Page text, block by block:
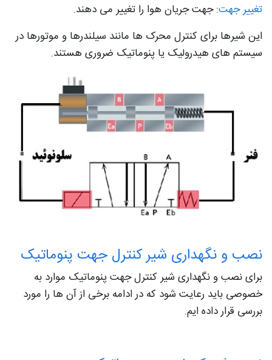
تغییر جهت: جهت جریان هوا را تغییر می دهند.
این شیرها برای کنترل محرک ها مانند سیلندرها و موتورها در
سیستم های هیدرولیک یا پنوماتیک ضروری هستند.
نصب و نگهداری شیر کنترل جهت پنوماتیک
برای نصب و نگهداری شیر کنترل جهت پنوماتیک موارد به
خصوصی باید رعایت شود که در ادامه برخی از آن ها را مورد
بررسی قرار داده ایم.